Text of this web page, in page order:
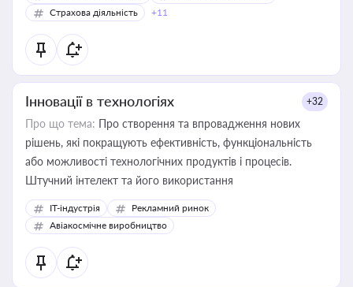
Страхова діяльність
+11
Інновації в технологіях +32
Про що тема: Про створення та впровадження нових
рішень, які покращують ефективність, функціональність
або можливості технологічних продуктів і процесів.
Штучний інтелект та його використання
IT-індустрія
Рекламний ринок
Авіакосмічне виробництво